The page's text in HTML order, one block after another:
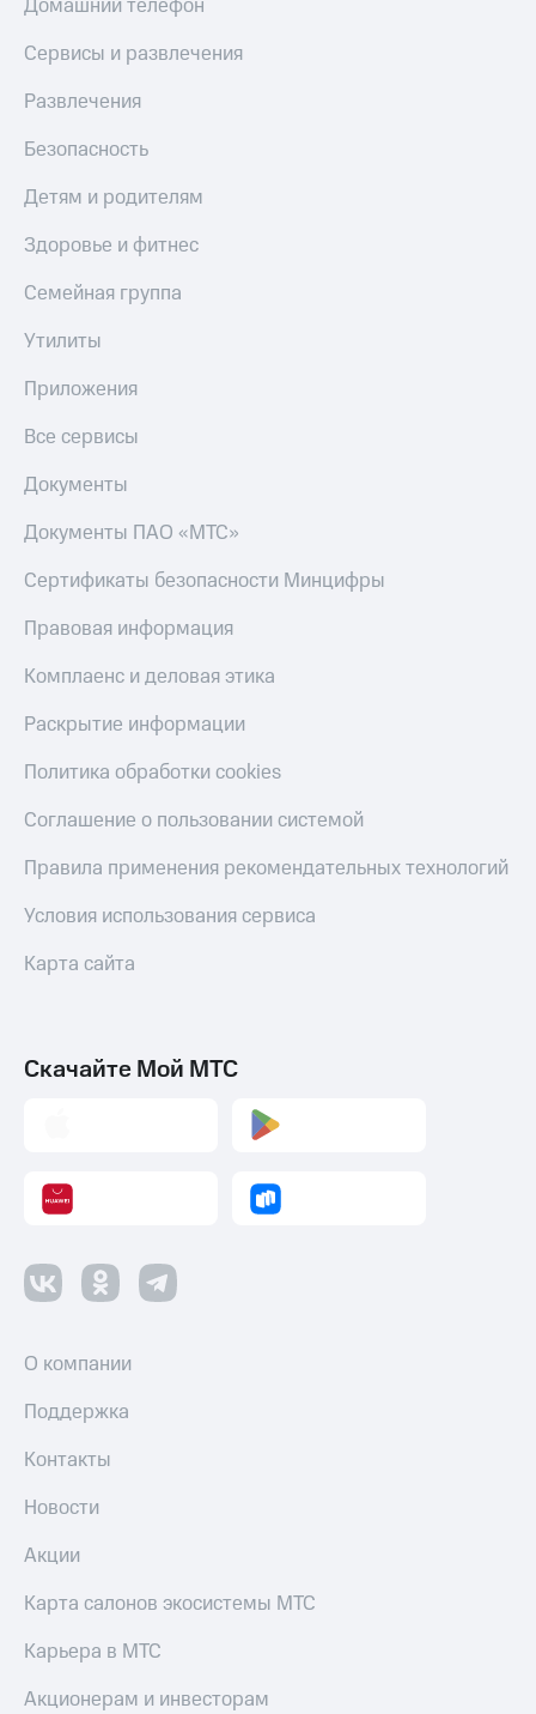
Сервисы и развлечения
Развлечения
Безопасность
Детям и родителям
Здоровье и фитнес
Семейная группа
Утилиты
Приложения
Все сервисы
Документы
Документы ПАО «МТС»
Сертификаты безопасности Минцифры
Правовая информация
Комплаенс и деловая этика
Раскрытие информации
Политика обработки cookies
Соглашение о пользовании системой
Правила применения рекомендательных технологий
Условия использования сервиса
Карта сайта
Скачайте Мой МТС
О компании
Поддержка
Контакты
Новости
Акции
Карта салонов экосистемы МТС
Карьера в МТС
Акционерам и инвесторам